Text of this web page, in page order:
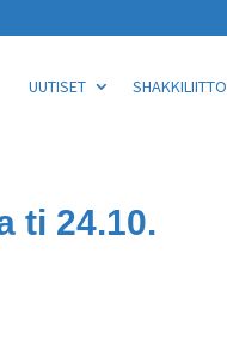
UUTISET SHAKKILIITTO
ti 24.10.